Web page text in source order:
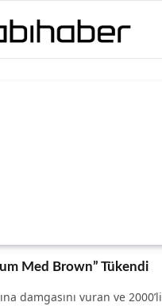
Med Brown” Tükendi
damgasını vuran ve 2000’li